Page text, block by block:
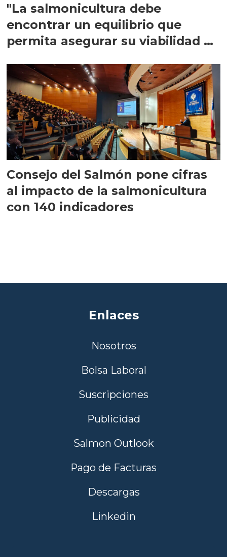
"La salmonicultura debe
encontrar un equilibrio que
permita asegurar su viabilidad de
Consejo del Salmón pone cifras
al impacto de la salmonicultura
con 140 indicadores
Enlaces
Nosotros
Bolsa Laboral
Suscripciones
Publicidad
Salmon Outlook
Pago de Facturas
Descargas
Linkedin